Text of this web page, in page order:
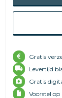
Gratis
Levertijd
Gratis
Voorstel